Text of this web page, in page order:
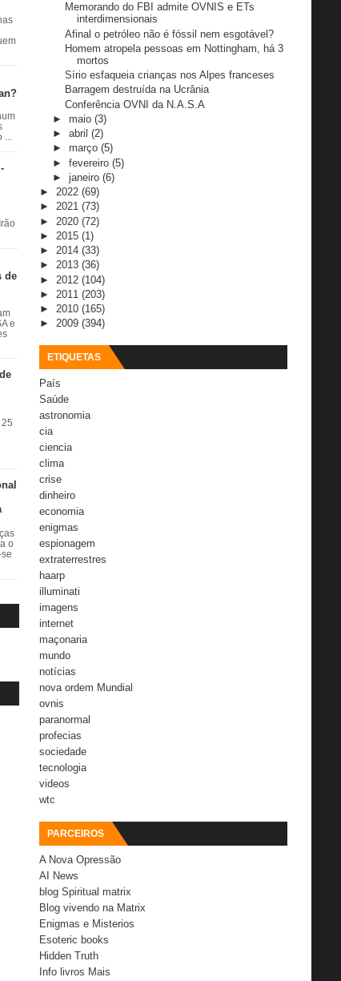
...
de
e
o
Memorando do FBI admite OVNIS e ETs
interdimensionais
Afinal o petróleo não é fóssil nem esgotável?
Homem atropela pessoas em Nottingham, há 3
mortos
Sírio esfaqueia crianças nos Alpes franceses
Barragem destruída na Ucrânia
Conferência OVNI da N.A.S.A
► maio (3)
► abril (2)
► março (5)
► fevereiro (5)
► janeiro (6)
► 2022 (69)
► 2021 (73)
► 2020 (72)
► 2015 (1)
► 2014 (33)
► 2013 (36)
► 2012 (104)
► 2011 (203)
► 2010 (165)
► 2009 (394)
ETIQUETAS
País
Saúde
astronomia
cia
ciencia
clima
crise
dinheiro
economia
enigmas
espionagem
extraterrestres
haarp
illuminati
imagens
internet
maçonaria
mundo
notícias
nova ordem Mundial
ovnis
paranormal
profecias
sociedade
tecnologia
videos
wtc
PARCEIROS
A Nova Opressão
AI News
blog Spiritual matrix
Blog vivendo na Matrix
Enigmas e Misterios
Esoteric books
Hidden Truth
Info livros Mais